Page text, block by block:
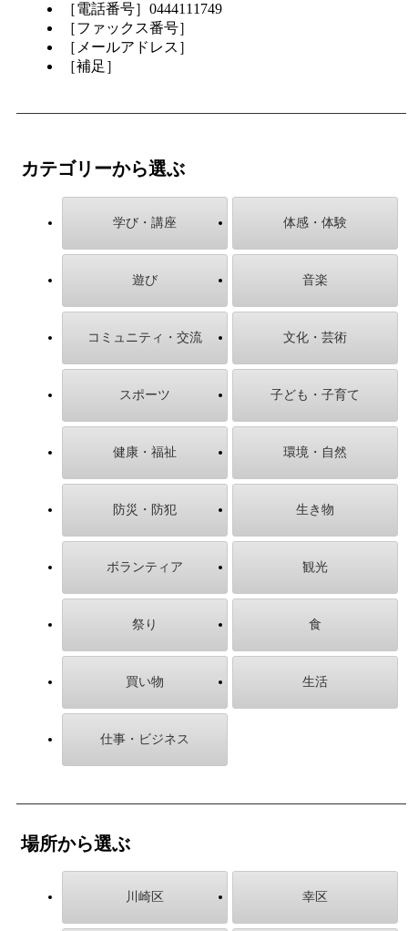
［電話番号］0444111749
［ファックス番号］
［メールアドレス］
［補足］
カテゴリーから選ぶ
学び・講座 体感・体験
遊び 音楽
コミュニティ・交流 文化・芸術
スポーツ 子ども・子育て
健康・福祉 環境・自然
防災・防犯 生き物
ボランティア 観光
祭り 食
買い物 生活
仕事・ビジネス
場所から選ぶ
川崎区 幸区